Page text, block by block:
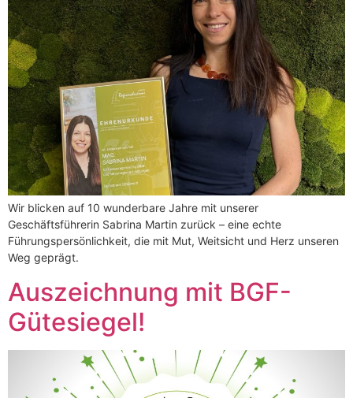
Wir blicken auf 10 wunderbare Jahre mit unserer
Geschäftsführerin Sabrina Martin zurück – eine echte
Führungspersönlichkeit, die mit Mut, Weitsicht und Herz unseren
Weg geprägt.
Auszeichnung mit BGF-
Gütesiegel!